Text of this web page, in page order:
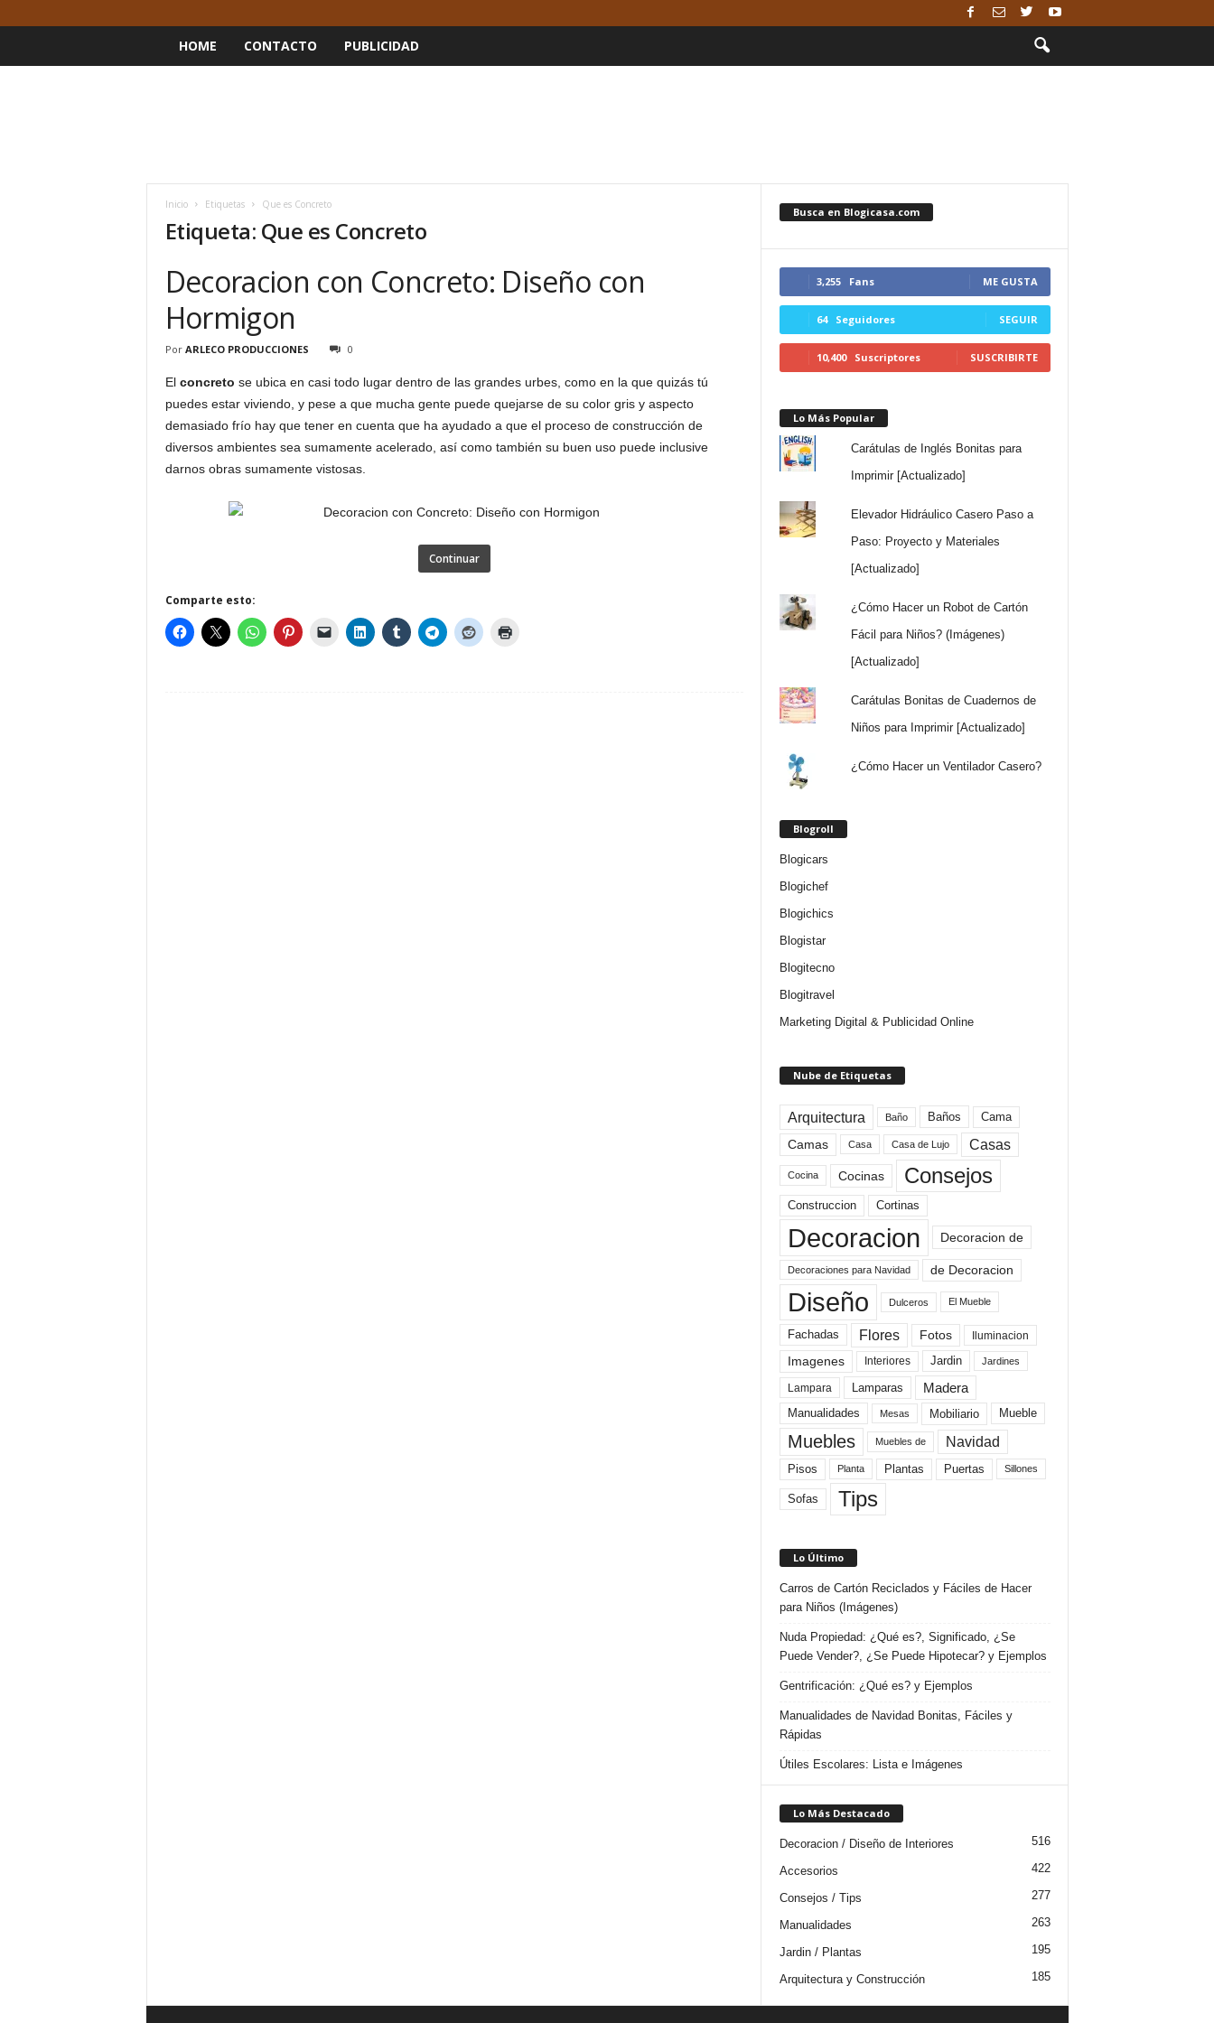
HOME CONTACTO PUBLICIDAD
Inicio Etiquetas Que es Concreto
Etiqueta: Que es Concreto
Decoracion con Concreto: Diseño con
Hormigon
Por ARLECO PRODUCCIONES 0
El concreto se ubica en casi todo lugar dentro de las grandes urbes, como en la que quizás tú
puedes estar viviendo, y pese a que mucha gente puede quejarse de su color gris y aspecto
demasiado frío hay que tener en cuenta que ha ayudado a que el proceso de construcción de
diversos ambientes sea sumamente acelerado, así como también su buen uso puede inclusive
darnos obras sumamente vistosas.
Continuar
Comparte esto:
Busca en Blogicasa.com
3,255 Fans ME GUSTA
64 Seguidores SEGUIR
10,400 Suscriptores SUSCRIBIRTE
Lo Más Popular
Carátulas de Inglés Bonitas para
Imprimir [Actualizado]
Elevador Hidráulico Casero Paso a
Paso: Proyecto y Materiales
[Actualizado]
¿Cómo Hacer un Robot de Cartón
Fácil para Niños? (Imágenes)
[Actualizado]
Carátulas Bonitas de Cuadernos de
Niños para Imprimir [Actualizado]
¿Cómo Hacer un Ventilador Casero?
Blogroll
Blogicars
Blogichef
Blogichics
Blogistar
Blogitecno
Blogitravel
Marketing Digital & Publicidad Online
Nube de Etiquetas
Arquitectura Baño Baños Cama
Camas Casa Casa de Lujo Casas
Cocina Cocinas Consejos
Construccion Cortinas
Decoracion Decoracion de
Decoraciones para Navidad de Decoracion
Diseño Dulceros El Mueble
Fachadas Flores Fotos Iluminacion
Imagenes Interiores Jardin Jardines
Lampara Lamparas Madera
Manualidades Mesas Mobiliario Mueble
Muebles Muebles de Navidad
Pisos Planta Plantas Puertas Sillones
Sofas Tips
Lo Último
Carros de Cartón Reciclados y Fáciles de Hacer
para Niños (Imágenes)
Nuda Propiedad: ¿Qué es?, Significado, ¿Se
Puede Vender?, ¿Se Puede Hipotecar? y Ejemplos
Gentrificación: ¿Qué es? y Ejemplos
Manualidades de Navidad Bonitas, Fáciles y
Rápidas
Útiles Escolares: Lista e Imágenes
Lo Más Destacado
Decoracion / Diseño de Interiores 516
Accesorios 422
Consejos / Tips 277
Manualidades 263
Jardin / Plantas 195
Arquitectura y Construcción 185